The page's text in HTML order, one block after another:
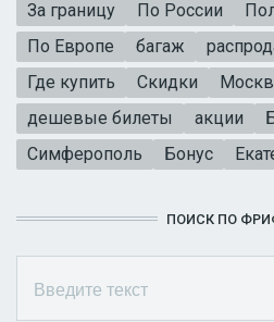
За границу По России
По Европе
багаж
Где купить
Скидки
дешевые билеты
акции
Симферополь
Бонус
ПОИСК ПО